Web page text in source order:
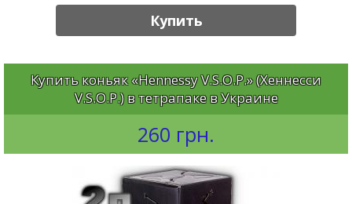
Купить
Купить коньяк «Hennessy V.S.O.P.» (Хеннесси
V.S.O.P.) в тетрапаке в Украине
260 грн.